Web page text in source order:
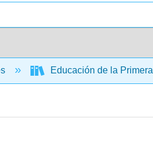
Educación de la